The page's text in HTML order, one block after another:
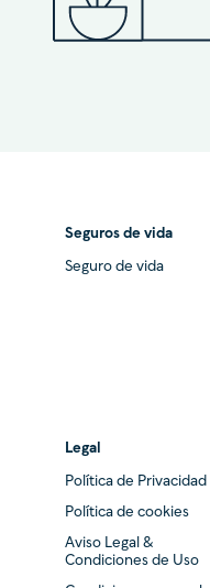
Seguros de vida
Seguro de vida
Legal
Política de Privacidad
Política de cookies
Aviso Legal &
Condiciones de Uso